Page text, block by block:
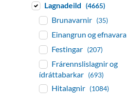
Lagnadeild (4665)
Brunavarnir (35)
Einangrun og efnavara
Festingar (207)
Frárennslislagnir og
ídráttabarkar (693)
Hitalagnir (1084)